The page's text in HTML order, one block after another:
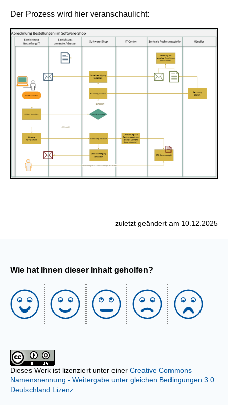
Der Prozess wird hier veranschaulicht:
zuletzt geändert am 10.12.2025
Wie hat Ihnen dieser Inhalt geholfen?
Dieses Werk ist lizenziert unter einer Creative Commons
Namensnennung - Weitergabe unter gleichen Bedingungen 3.0
Deutschland Lizenz